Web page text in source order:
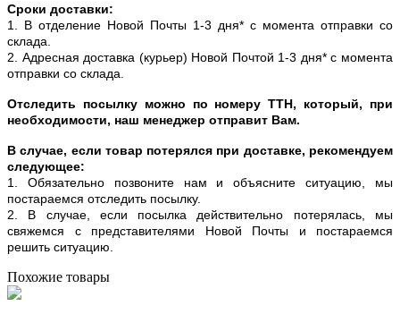
Сроки доставки:
1. В отделение Новой Почты 1-3 дня* с момента отправки со
склада.
2. Адресная доставка (курьер) Новой Почтой 1-3 дня* с момента
отправки со склада.
Отследить посылку можно по номеру ТТН, который, при
необходимости, наш менеджер отправит Вам.
В случае, если товар потерялся при доставке, рекомендуем
следующее:
1. Обязательно позвоните нам и объясните ситуацию, мы
постараемся отследить посылку.
2. В случае, если посылка действительно потерялась, мы
свяжемся с представителями Новой Почты и постараемся
решить ситуацию.
Похожие товары